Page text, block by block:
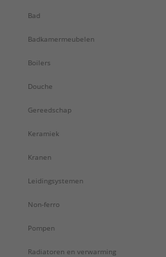
Bad
Badkamermeubelen
Boilers
Douche
Gereedschap
Keramiek
Kranen
Leidingsystemen
Non-ferro
Pompen
Radiatoren en verwarming